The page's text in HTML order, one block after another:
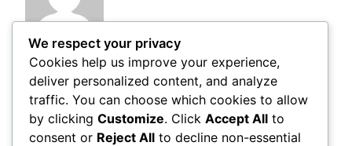
Post Views: 126
Comments
We respect your privacy
Cookies help us improve your experience,
deliver personalized content, and analyze
traffic. You can choose which cookies to allow
by clicking Customize. Click Accept All to
consent or Reject All to decline non-essential